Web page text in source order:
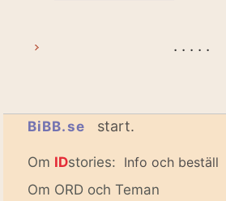
. . . . .
BiBB.se start.
Om IDstories: Info och beställ
Om ORD och Teman